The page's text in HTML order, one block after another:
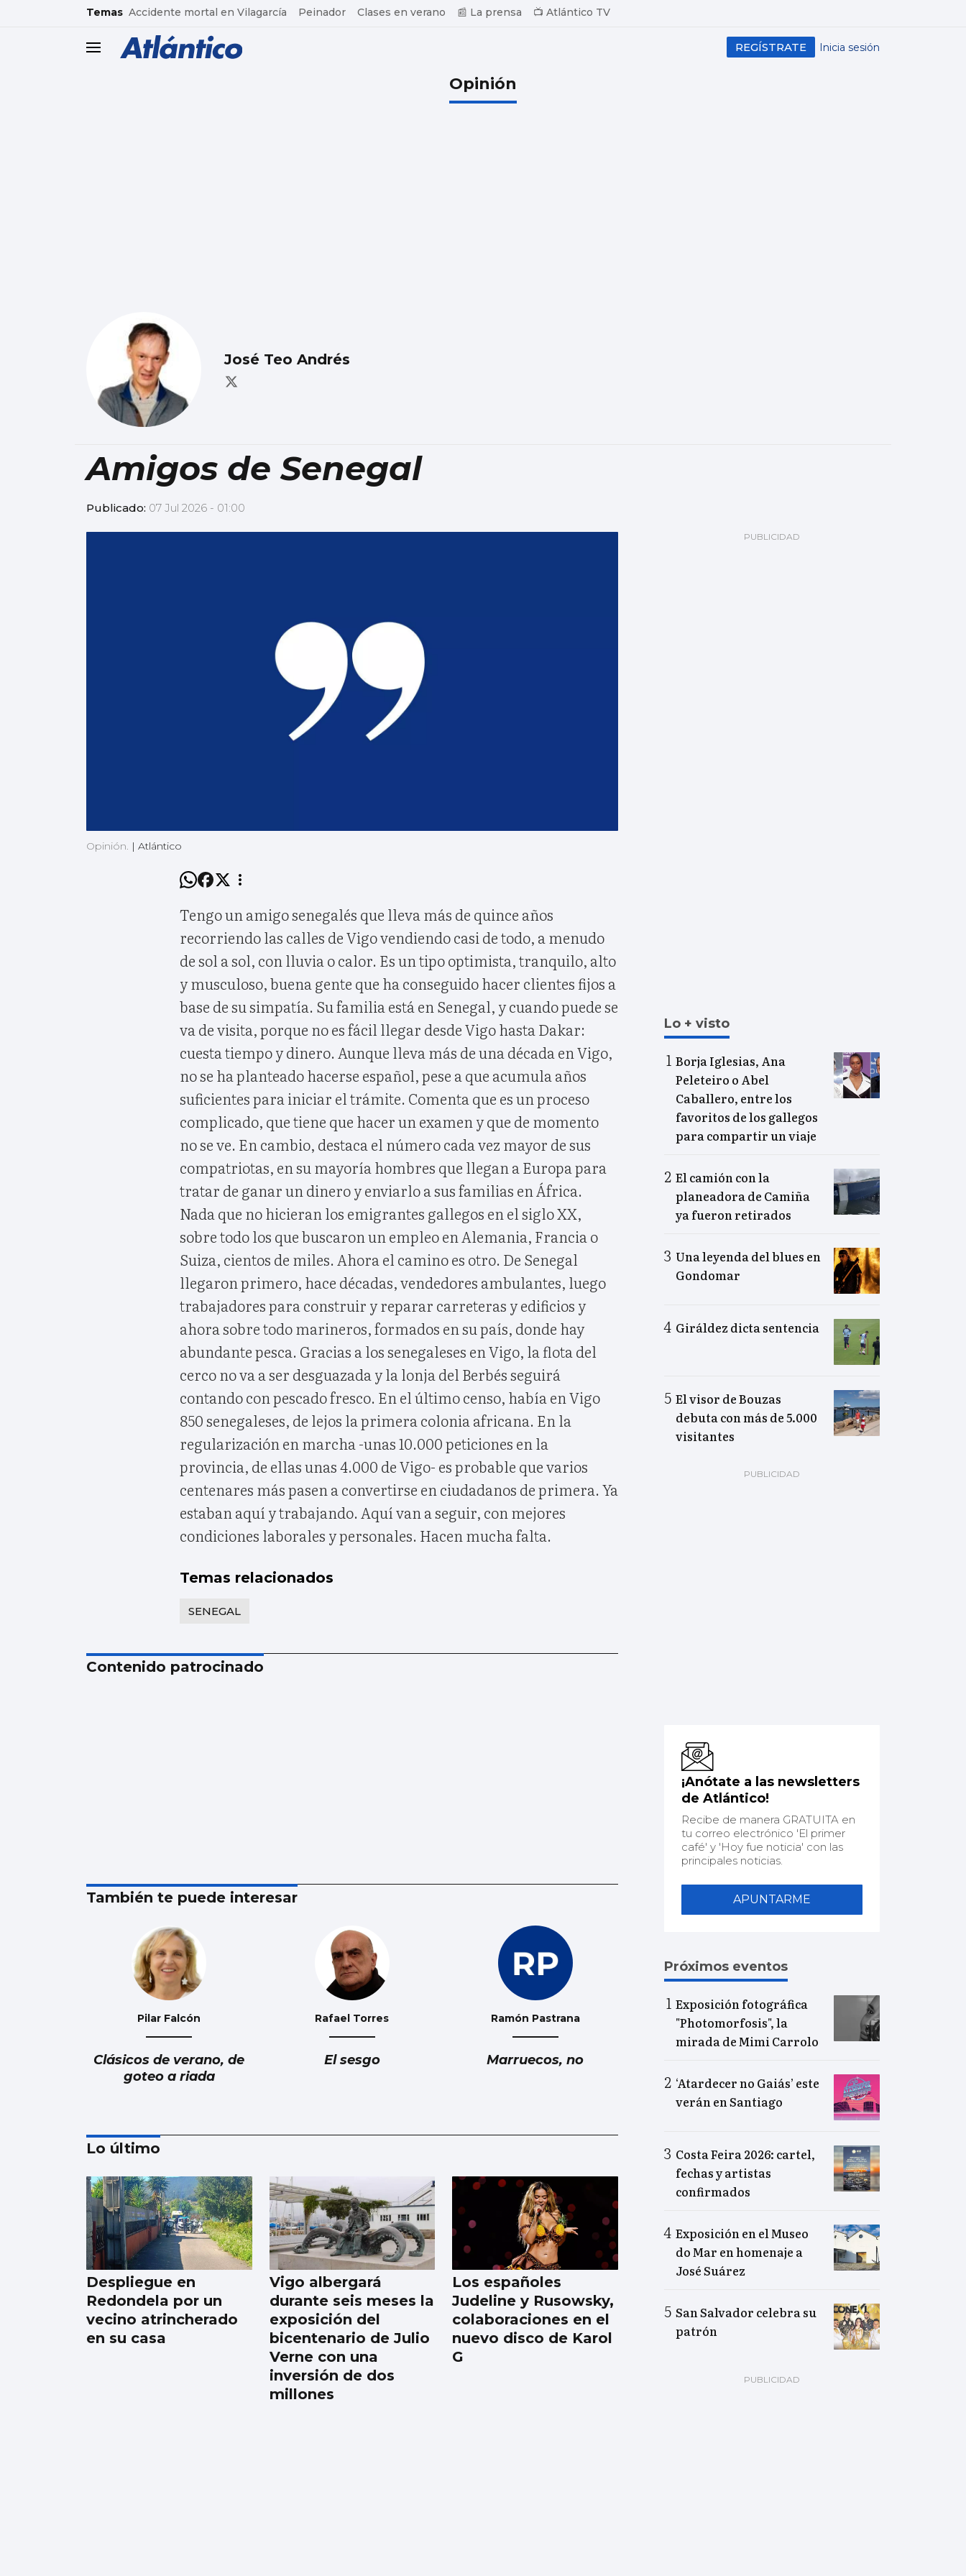
common.go-to-content
Temas Accidente mortal en Vilagarcía Peinador Clases en verano 📰 La prensa 📺 Atlántico TV
header.menu.open Inicia sesión
REGÍSTRATE
Opinión
José Teo Andrés
Amigos de Senegal
Publicado: 07 Jul 2026 - 01:00
Opinión. | Atlántico
Tengo un amigo senegalés que lleva más de quince años
recorriendo las calles de Vigo vendiendo casi de todo, a menudo
de sol a sol, con lluvia o calor. Es un tipo optimista, tranquilo, alto
y musculoso, buena gente que ha conseguido hacer clientes fijos a
base de su simpatía. Su familia está en Senegal, y cuando puede se
va de visita, porque no es fácil llegar desde Vigo hasta Dakar:
cuesta tiempo y dinero. Aunque lleva más de una década en Vigo,
no se ha planteado hacerse español, pese a que acumula años
suficientes para iniciar el trámite. Comenta que es un proceso
complicado, que tiene que hacer un examen y que de momento
no se ve. En cambio, destaca el número cada vez mayor de sus
compatriotas, en su mayoría hombres que llegan a Europa para
tratar de ganar un dinero y enviarlo a sus familias en África.
Nada que no hicieran los emigrantes gallegos en el siglo XX,
sobre todo los que buscaron un empleo en Alemania, Francia o
Suiza, cientos de miles. Ahora el camino es otro. De Senegal
llegaron primero, hace décadas, vendedores ambulantes, luego
trabajadores para construir y reparar carreteras y edificios y
ahora sobre todo marineros, formados en su país, donde hay
abundante pesca. Gracias a los senegaleses en Vigo, la flota del
cerco no va a ser desguazada y la lonja del Berbés seguirá
contando con pescado fresco. En el último censo, había en Vigo
850 senegaleses, de lejos la primera colonia africana. En la
regularización en marcha -unas 10.000 peticiones en la
provincia, de ellas unas 4.000 de Vigo- es probable que varios
centenares más pasen a convertirse en ciudadanos de primera. Ya
estaban aquí y trabajando. Aquí van a seguir, con mejores
condiciones laborales y personales. Hacen mucha falta.
Temas relacionados
SENEGAL
Contenido patrocinado
También te puede interesar
Pilar Falcón
Clásicos de verano, de
goteo a riada
Rafael Torres
El sesgo
Ramón Pastrana
Marruecos, no
Luis Carlos de la Peña
Marruecos: ¿Fiable y
responsable?
Lo último
Despliegue en
Redondela por un
vecino atrincherado
en su casa
Vigo albergará
durante seis meses la
exposición del
bicentenario de Julio
Verne con una
inversión de dos
millones
Los españoles
Judeline y Rusowsky,
colaboraciones en el
nuevo disco de Karol
G
Lo + visto
Borja Iglesias, Ana
Peleteiro o Abel
Caballero, entre los
favoritos de los gallegos
para compartir un viaje
El camión con la
planeadora de Camiña
ya fueron retirados
Una leyenda del blues en
Gondomar
Giráldez dicta sentencia
El visor de Bouzas
debuta con más de 5.000
visitantes
¡Anótate a las newsletters
de Atlántico!
Recibe de manera GRATUITA en
tu correo electrónico 'El primer
café' y 'Hoy fue noticia' con las
principales noticias.
APUNTARME
Próximos eventos
Exposición fotográfica
"Photomorfosis", la
mirada de Mimi Carrolo
‘Atardecer no Gaiás’ este
verán en Santiago
Costa Feira 2026: cartel,
fechas y artistas
confirmados
Exposición en el Museo
do Mar en homenaje a
José Suárez
San Salvador celebra su
patrón